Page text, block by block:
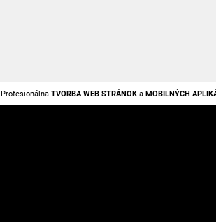
Profesionálna TVORBA WEB STRÁNOK a MOBILNÝCH